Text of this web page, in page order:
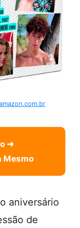
➜
Mesmo
aniversário
de